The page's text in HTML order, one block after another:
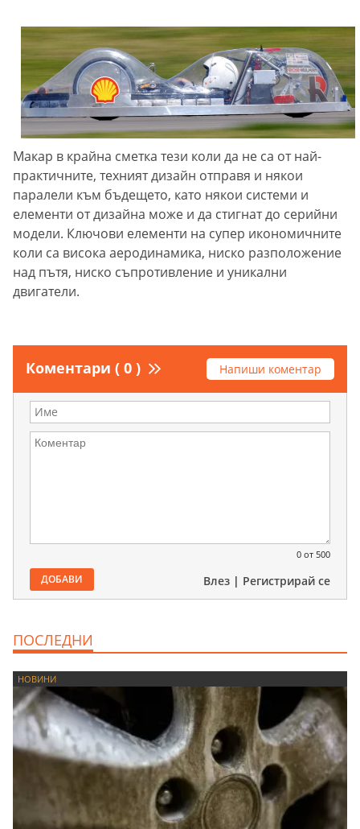
Макар в крайна сметка тези коли да не са от най-
практичните, техният дизайн отправя и някои
паралели към бъдещето, като някои системи и
елементи от дизайна може и да стигнат до серийни
модели. Ключови елементи на супер икономичните
коли са висока аеродинамика, ниско разположение
над пътя, ниско съпротивление и уникални
двигатели.
Коментари ( 0 ) Напиши коментар
0 от 500
ДОБАВИ Влез | Регистрирай се
ПОСЛЕДНИ
НОВИНИ